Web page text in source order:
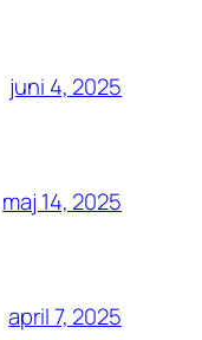
juni 4, 2025
maj 14, 2025
april 7, 2025